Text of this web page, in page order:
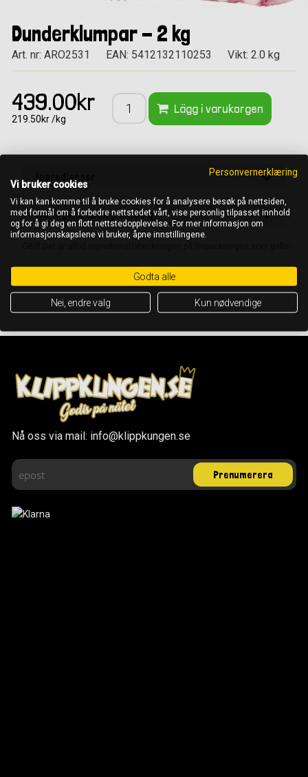
Dunderklumpar - 2 kg
Art. nr: ARO2531 EAN: 5412132110253 Vikt: 2.0 kg
439.00kr
219.50kr /kg
Lägg i varukorgen
Ingredienser
Näringsinnehåll per 100 g
Nå oss via mail: info@klippkungen.se
Personvernerklæring
Vi bruker cookies
Vi kan kan komme til å bruke cookies for å analysere besøk på nettsiden,
med formål om å forbedre nettstedet vårt, vise personlig tilpasset innhold
og for å gi deg en flott nettstedopplevelse. For mer informasjon om
informasjonskapslene vi bruker, åpne innstillingene.
Godta alle
Nei, endre valg Kun nødvendige